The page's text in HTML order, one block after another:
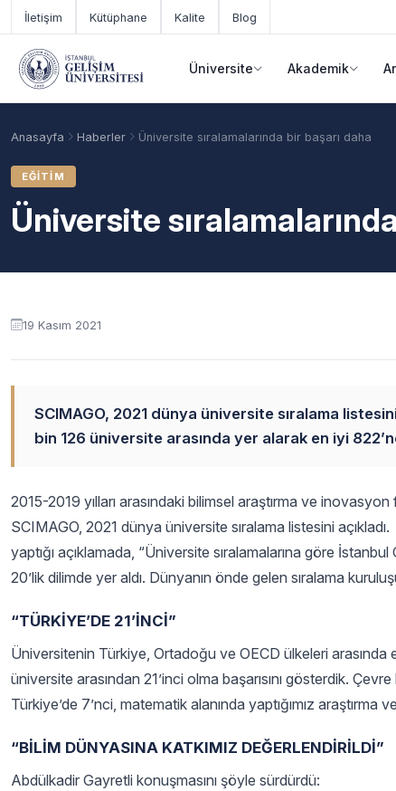
Ana içeriğe geç
İletişim Kütüphane Kalite Blog
Üniversite Akademik
Anasayfa Haberler Üniversite sıralamalarında bir başarı daha
EĞITIM
Üniversite
19 Kasım 2021
SCIMAGO, 2021 dünya üniversite sıralama
bin 126 üniversite arasında yer alarak en iyi
2015-2019 yılları arasındaki bilimsel araştırma ve
SCIMAGO, 2021 dünya üniversite sıralama listesini
yaptığı açıklamada, “Üniversite sıralamalarına göre
20’lik dilimde yer aldı. Dünyanın önde gelen sıralama
“TÜRKİYE’DE 21’İNCİ”
Üniversitenin Türkiye, Ortadoğu ve OECD ülkeleri arasında
üniversite arasından 21’inci olma başarısını gösterdik.
Türkiye’de 7’nci, matematik alanında yaptığımız
“BİLİM DÜNYASINA KATKIMIZ DEĞERLENDİRİLDİ”
Abdülkadir Gayretli konuşmasını şöyle sürdürdü: